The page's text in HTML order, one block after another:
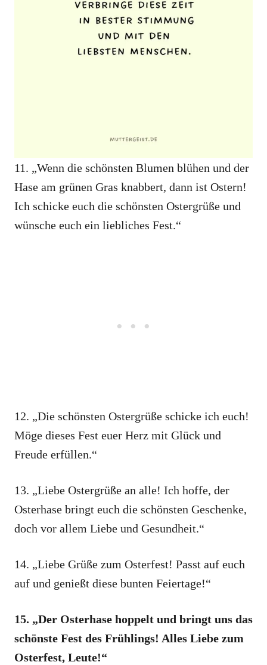
11. „Wenn die schönsten Blumen blühen und der
Hase am grünen Gras knabbert, dann ist Ostern!
Ich schicke euch die schönsten Ostergrüße und
wünsche euch ein liebliches Fest.“
12. „Die schönsten Ostergrüße schicke ich euch!
Möge dieses Fest euer Herz mit Glück und
Freude erfüllen.“
13. „Liebe Ostergrüße an alle! Ich hoffe, der
Osterhase bringt euch die schönsten Geschenke,
doch vor allem Liebe und Gesundheit.“
14. „Liebe Grüße zum Osterfest! Passt auf euch
auf und genießt diese bunten Feiertage!“
15. „Der Osterhase hoppelt und bringt uns das
schönste Fest des Frühlings! Alles Liebe zum
Osterfest, Leute!“